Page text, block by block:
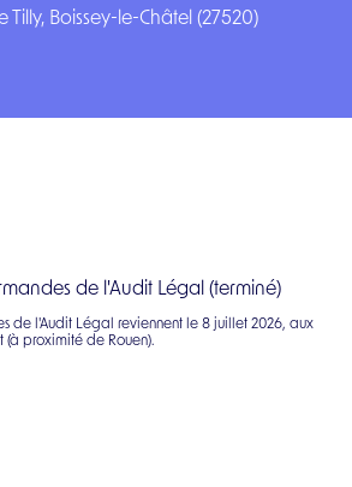
Espace Pro
Tilly, Boissey-le-Châtel (27520)
de l'Audit Légal (terminé)
de l'Audit Légal reviennent le 8 juillet 2026, aux
(à proximité de Rouen).